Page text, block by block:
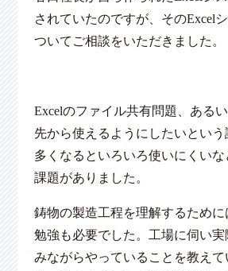
されていたのですが、そのExcel
ついてご相談をいただきました。
Excelのファイル共有問題、ある
先から使えるようにしたいとい
多くなるといろいろ使いにくい
課題がありました。
鋳物の製造工程を理解するため
勉強も必要でした。工場に伺い
みながらやっていることを教えて